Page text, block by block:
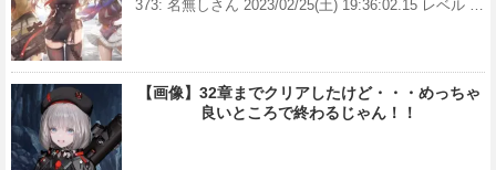
373: 名無しさん 2023/02/25(土) 19:36:02.15 レベル …
【画像】32章までクリアしたけど・・・めっちゃ
良いところで終わるじゃん！！